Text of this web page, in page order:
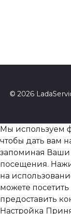
© 2026
Мы используем
чтобы дать вам
запоминая
посещения.
на
можете
предоставить
Настройка